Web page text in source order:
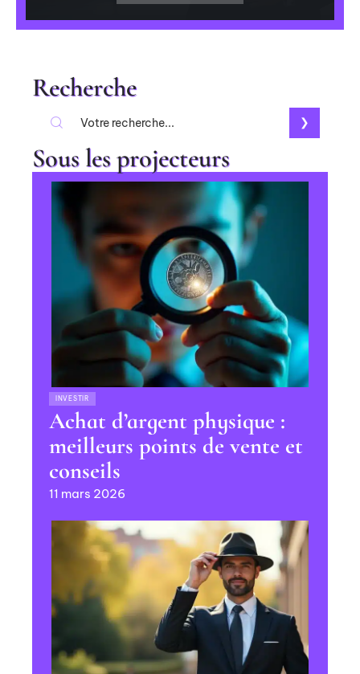
Recherche
Sous les projecteurs
INVESTIR
Achat d’argent physique :
meilleurs points de vente et
conseils
11 mars 2026